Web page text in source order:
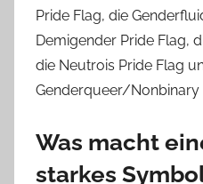
Pride Flag, die
Demigender Pride Flag,
die Neutrois Pride Flag
Genderqueer/Nonbinary
Was macht
starkes